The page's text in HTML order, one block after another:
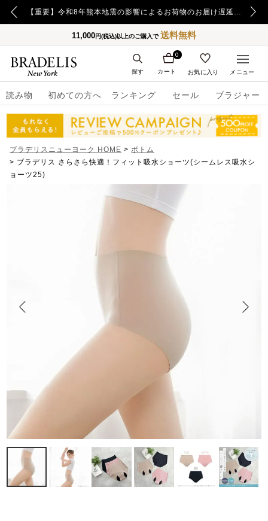
【重要】日本郵便の障害による配送への影響についてのお詫び 【重要】令和8年熊本地震の影響によるお荷物のお届け遅延について
11,000円(税込)以上のご購入で送料無料
読み物 初めての方へ ランキング セール ブラジャー
カート
0
お気に入り
探す メニュー
ブラデリスニューヨーク HOME
ボトム
ブラデリス さらさら快適！フィット吸水ショーツ(シームレス吸水シ
ョーツ25)